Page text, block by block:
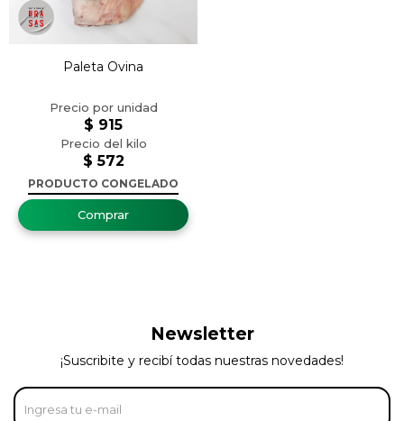
Paleta Ovina
$ 572
$ 915
PRODUCTO CONGELADO
Newsletter
¡Suscribite y recibí todas nuestras novedades!